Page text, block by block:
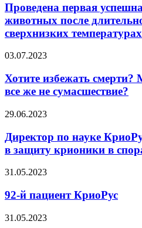
Проведена первая
животных после
сверхнизких
03.07.2023
Хотите избежать
все же не сумасшествие?
29.06.2023
Директор по науке
в защиту крионики в
31.05.2023
92-й пациент КриоРус
31.05.2023